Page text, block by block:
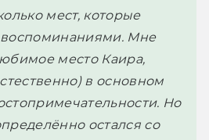
мест, которые
воспоминаниями. Мне
место Каира,
в основном
Но
остался со